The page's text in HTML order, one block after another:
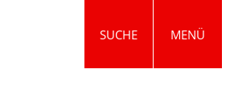
SUCHE MENÜ